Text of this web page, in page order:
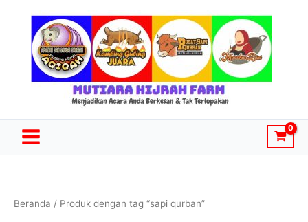
konten
Beranda / Produk dengan tag “sapi qurban”